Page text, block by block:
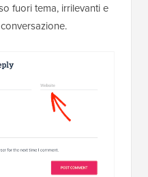
fuori tema, irrilevanti e